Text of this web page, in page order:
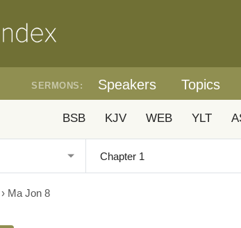
SERMONS: Speakers Topics
BSB KJV WEB YLT
› Ma Jon 8